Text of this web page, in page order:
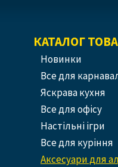
КАТАЛОГ
Новинки
Все для
Яскрава кухня
Все для офісу
Настільні ігри
Все для куріння
Аксесуари для